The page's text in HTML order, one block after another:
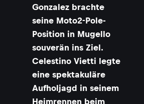
Gonzalez brachte
seine Moto2-Pole-
Position in Mugello
souverän ins Ziel.
Celestino Vietti legte
eine spektakuläre
Aufholjagd in seinem
Heimrennen beim